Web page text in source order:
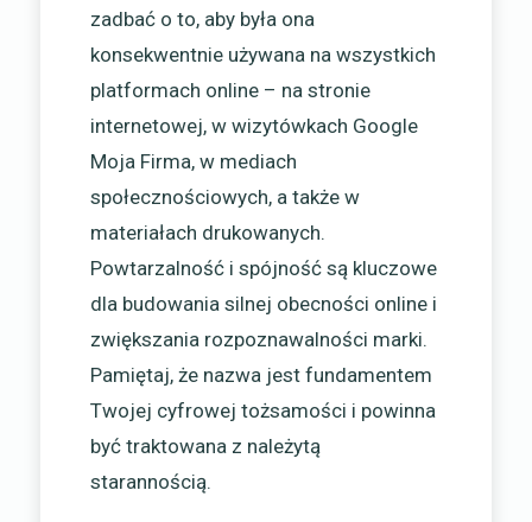
zadbać o to, aby była ona
konsekwentnie używana na wszystkich
platformach online – na stronie
internetowej, w wizytówkach Google
Moja Firma, w mediach
społecznościowych, a także w
materiałach drukowanych.
Powtarzalność i spójność są kluczowe
dla budowania silnej obecności online i
zwiększania rozpoznawalności marki.
Pamiętaj, że nazwa jest fundamentem
Twojej cyfrowej tożsamości i powinna
być traktowana z należytą
starannością.